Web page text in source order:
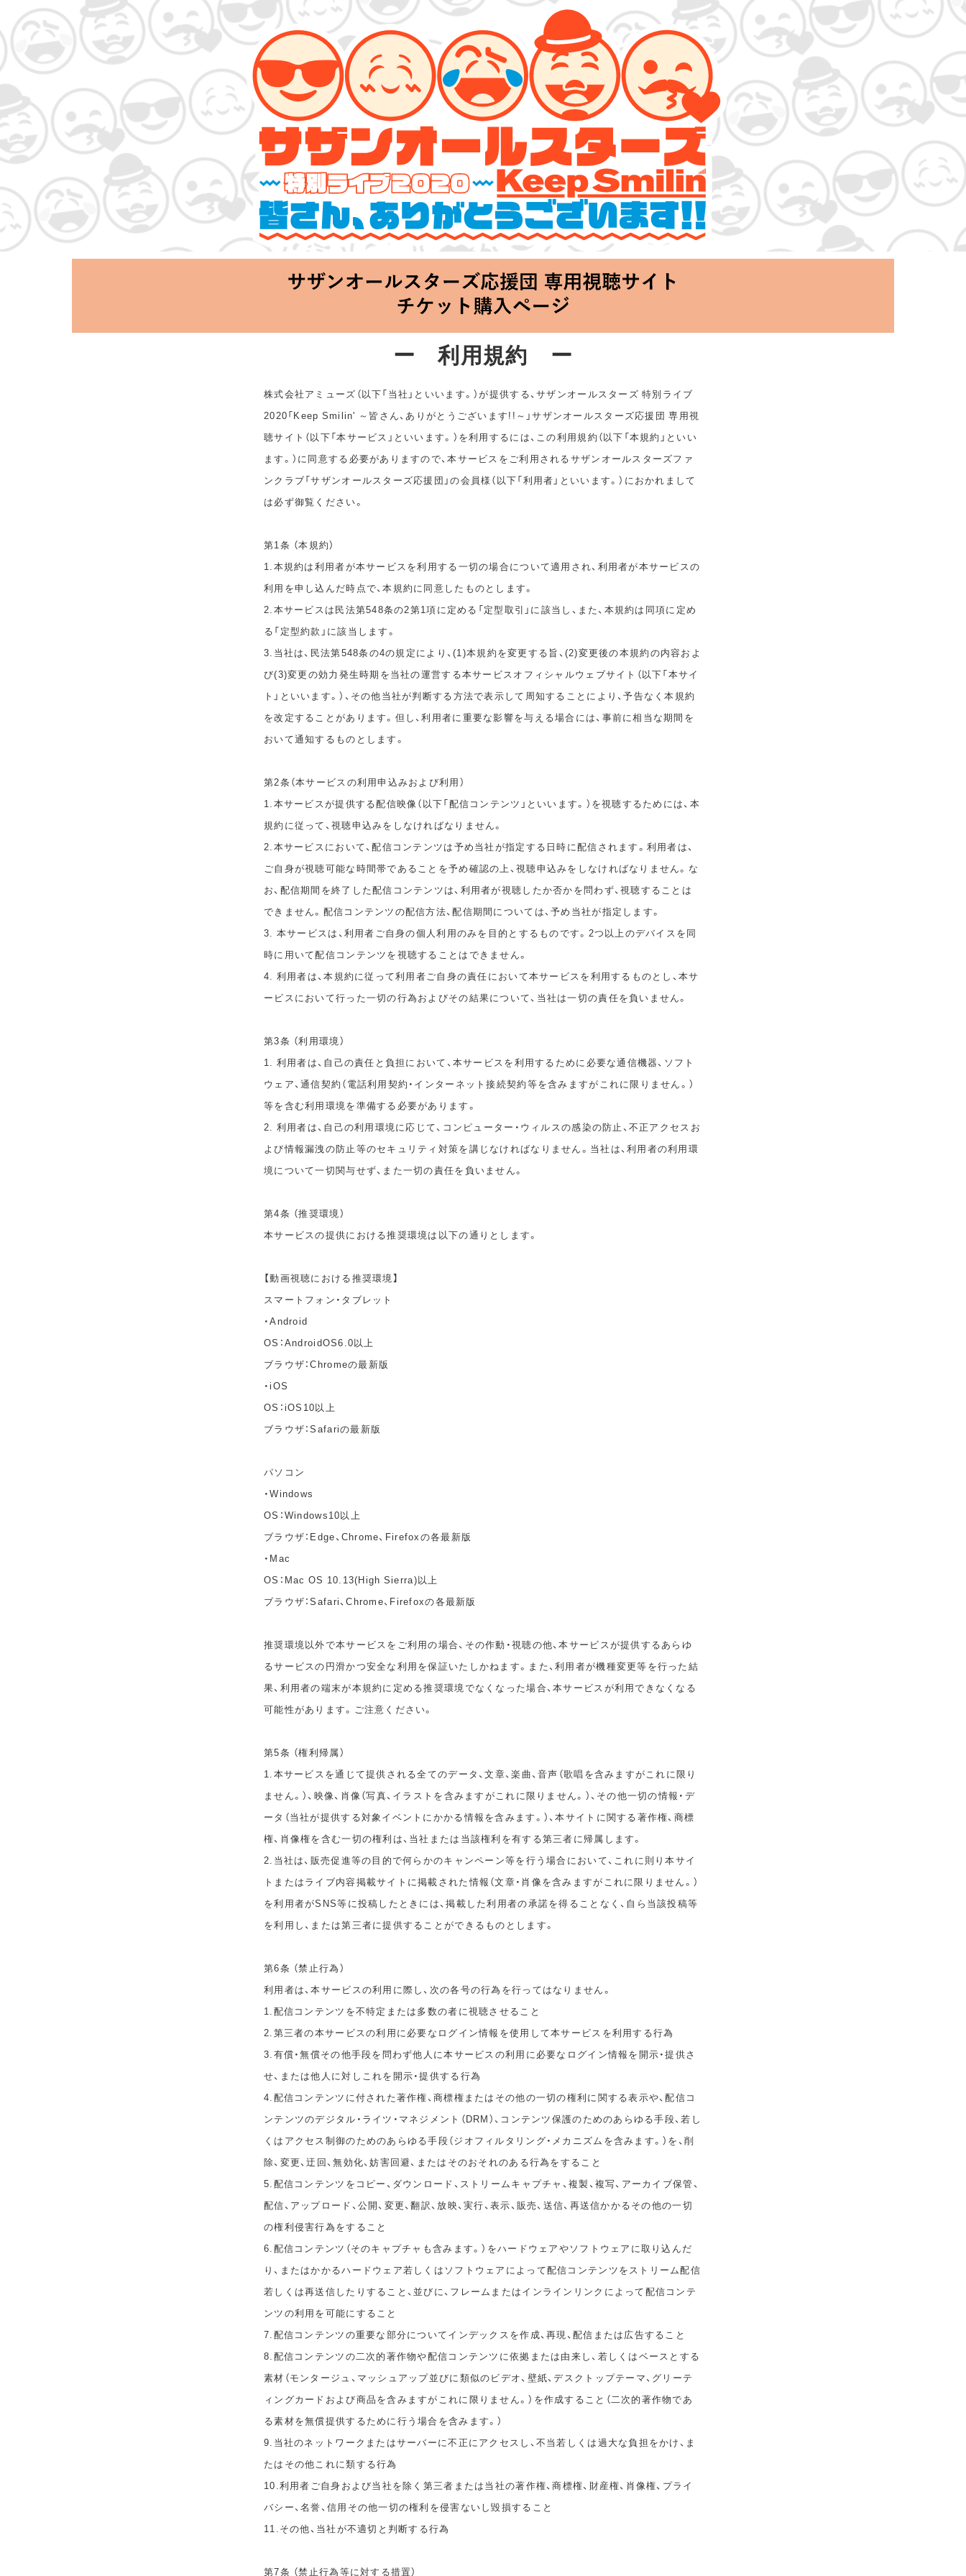
サザンオールスターズ 特別ライブ 2020
「Keep Smilin’～皆さん、ありがとうございます!!～」
2020.06.25 Thu 20:00 Start at 横浜アリーナ
ー 利用規約 ー
株式会社アミューズ（以下「当社」といいます。）が提供する、サザンオールスターズ 特別ライブ
2020「Keep Smilin' ～皆さん、ありがとうございます!!～」サザンオールスターズ応援団 専用視
聴サイト（以下「本サービス」といいます。）を利用するには、この利用規約（以下「本規約」といい
ます。）に同意する必要がありますので、本サービスをご利用されるサザンオールスターズファ
ンクラブ「サザンオールスターズ応援団」の会員様（以下「利用者」といいます。）におかれまして
は必ず御覧ください。
第1条 （本規約）
1.本規約は利用者が本サービスを利用する一切の場合について適用され、利用者が本サービスの
利用を申し込んだ時点で、本規約に同意したものとします。
2.本サービスは民法第548条の2第1項に定める「定型取引」に該当し、また、本規約は同項に定め
る「定型約款」に該当します。
3.当社は、民法第548条の4の規定により、(1)本規約を変更する旨、(2)変更後の本規約の内容およ
び(3)変更の効力発生時期を当社の運営する本サービスオフィシャルウェブサイト（以下「本サイ
ト」といいます。）、その他当社が判断する方法で表示して周知することにより、予告なく本規約
を改定することがあります。但し、利用者に重要な影響を与える場合には、事前に相当な期間を
おいて通知するものとします。
第2条（本サービスの利用申込みおよび利用）
1.本サービスが提供する配信映像（以下「配信コンテンツ」といいます。）を視聴するためには、本
規約に従って、視聴申込みをしなければなりません。
2.本サービスにおいて、配信コンテンツは予め当社が指定する日時に配信されます。利用者は、
ご自身が視聴可能な時間帯であることを予め確認の上、視聴申込みをしなければなりません。な
お、配信期間を終了した配信コンテンツは、利用者が視聴したか否かを問わず、視聴することは
できません。配信コンテンツの配信方法、配信期間については、予め当社が指定します。
3. 本サービスは、利用者ご自身の個人利用のみを目的とするものです。2つ以上のデバイスを同
時に用いて配信コンテンツを視聴することはできません。
4. 利用者は、本規約に従って利用者ご自身の責任において本サービスを利用するものとし、本サ
ービスにおいて行った一切の行為およびその結果について、当社は一切の責任を負いません。
第3条 （利用環境）
1. 利用者は、自己の責任と負担において、本サービスを利用するために必要な通信機器、ソフト
ウェア、通信契約（電話利用契約・インターネット接続契約等を含みますがこれに限りません。）
等を含む利用環境を準備する必要があります。
2. 利用者は、自己の利用環境に応じて、コンピューター・ウィルスの感染の防止、不正アクセスお
よび情報漏洩の防止等のセキュリティ対策を講じなければなりません。当社は、利用者の利用環
境について一切関与せず、また一切の責任を負いません。
第4条 （推奨環境）
本サービスの提供における推奨環境は以下の通りとします。
【動画視聴における推奨環境】
スマートフォン・タブレット
・Android
OS：AndroidOS6.0以上
ブラウザ：Chromeの最新版
・iOS
OS：iOS10以上
ブラウザ：Safariの最新版
パソコン
・Windows
OS：Windows10以上
ブラウザ：Edge、Chrome、Firefoxの各最新版
・Mac
OS：Mac OS 10.13(High Sierra)以上
ブラウザ：Safari、Chrome、Firefoxの各最新版
推奨環境以外で本サービスをご利用の場合、その作動・視聴の他、本サービスが提供するあらゆ
るサービスの円滑かつ安全な利用を保証いたしかねます。また、利用者が機種変更等を行った結
果、利用者の端末が本規約に定める推奨環境でなくなった場合、本サービスが利用できなくなる
可能性があります。ご注意ください。
第5条 （権利帰属）
1.本サービスを通じて提供される全てのデータ、文章、楽曲、音声（歌唱を含みますがこれに限り
ません。）、映像、肖像（写真、イラストを含みますがこれに限りません。）、その他一切の情報・デ
ータ（当社が提供する対象イベントにかかる情報を含みます。）、本サイトに関する著作権、商標
権、肖像権を含む一切の権利は、当社または当該権利を有する第三者に帰属します。
2.当社は、販売促進等の目的で何らかのキャンペーン等を行う場合において、これに則り本サイ
トまたはライブ内容掲載サイトに掲載された情報（文章・肖像を含みますがこれに限りません。）
を利用者がSNS等に投稿したときには、掲載した利用者の承諾を得ることなく、自ら当該投稿等
を利用し、または第三者に提供することができるものとします。
第6条 （禁止行為）
利用者は、本サービスの利用に際し、次の各号の行為を行ってはなりません。
1.配信コンテンツを不特定または多数の者に視聴させること
2.第三者の本サービスの利用に必要なログイン情報を使用して本サービスを利用する行為
3.有償・無償その他手段を問わず他人に本サービスの利用に必要なログイン情報を開示・提供さ
せ、または他人に対しこれを開示・提供する行為
4.配信コンテンツに付された著作権、商標権またはその他の一切の権利に関する表示や、配信コ
ンテンツのデジタル・ライツ・マネジメント（DRM）、コンテンツ保護のためのあらゆる手段、若し
くはアクセス制御のためのあらゆる手段（ジオフィルタリング・メカニズムを含みます。）を、削
除、変更、迂回、無効化、妨害回避、またはそのおそれのある行為をすること
5.配信コンテンツをコピー、ダウンロード、ストリームキャプチャ、複製、複写、アーカイブ保管、
配信、アップロード、公開、変更、翻訳、放映、実行、表示、販売、送信、再送信かかるその他の一切
の権利侵害行為をすること
6.配信コンテンツ（そのキャプチャも含みます。）をハードウェアやソフトウェアに取り込んだ
り、またはかかるハードウェア若しくはソフトウェアによって配信コンテンツをストリーム配信
若しくは再送信したりすること、並びに、フレームまたはインラインリンクによって配信コンテ
ンツの利用を可能にすること
7.配信コンテンツの重要な部分についてインデックスを作成、再現、配信または広告すること
8.配信コンテンツの二次的著作物や配信コンテンツに依拠または由来し、若しくはベースとする
素材（モンタージュ、マッシュアップ並びに類似のビデオ、壁紙、デスクトップテーマ、グリーテ
ィングカードおよび商品を含みますがこれに限りません。）を作成すること（二次的著作物であ
る素材を無償提供するために行う場合を含みます。）
9.当社のネットワークまたはサーバーに不正にアクセスし、不当若しくは過大な負担をかけ、ま
たはその他これに類する行為
10.利用者ご自身および当社を除く第三者または当社の著作権、商標権、財産権、肖像権、プライ
バシー、名誉、信用その他一切の権利を侵害ないし毀損すること
11.その他、当社が不適切と判断する行為
第7条 （禁止行為等に対する措置）